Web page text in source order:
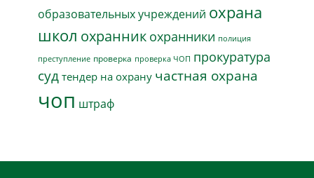
образовательных учреждений охрана
школ охранник охранники полиция
преступление проверка проверка ЧОП прокуратура
суд тендер на охрану частная охрана
чоп штраф